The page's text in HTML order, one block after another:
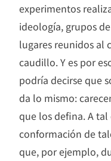
experimentos
ideología, grupos
lugares reunidos al
caudillo. Y es por
podría decirse que
da lo mismo:
que los defina. A
conformación de
que, por ejemplo,